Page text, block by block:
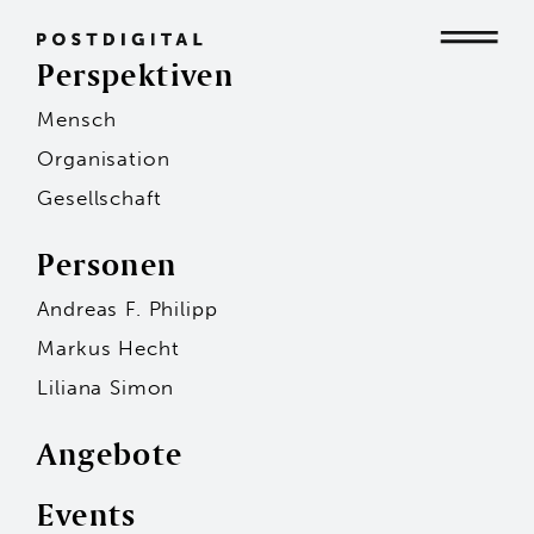
Mensch
Organisation
Gesellschaft
Perspektiven
Mensch
Organisation
Gesellschaft
Personen
Andreas F. Philipp
Markus Hecht
Liliana Simon
Angebote
Events